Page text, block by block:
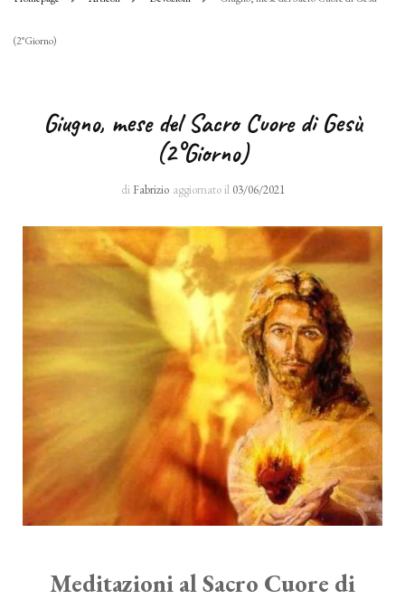
(2°Giorno)
Giugno, mese del Sacro Cuore di Gesù
(2°Giorno)
di Fabrizio aggiornato il 03/06/2021
Meditazioni al Sacro Cuore di